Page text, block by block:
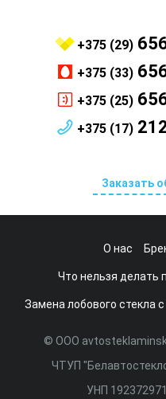
+375 (29)
+375 (33)
+375 (25)
+375 (17)
Заказать
О нас
Что нельзя делать
Замена лобового стекла
© ООО
ЧТУП
УНП 192372971